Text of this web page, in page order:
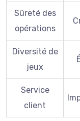
Sûreté des
opérations
Diversité de
jeux
Service
client